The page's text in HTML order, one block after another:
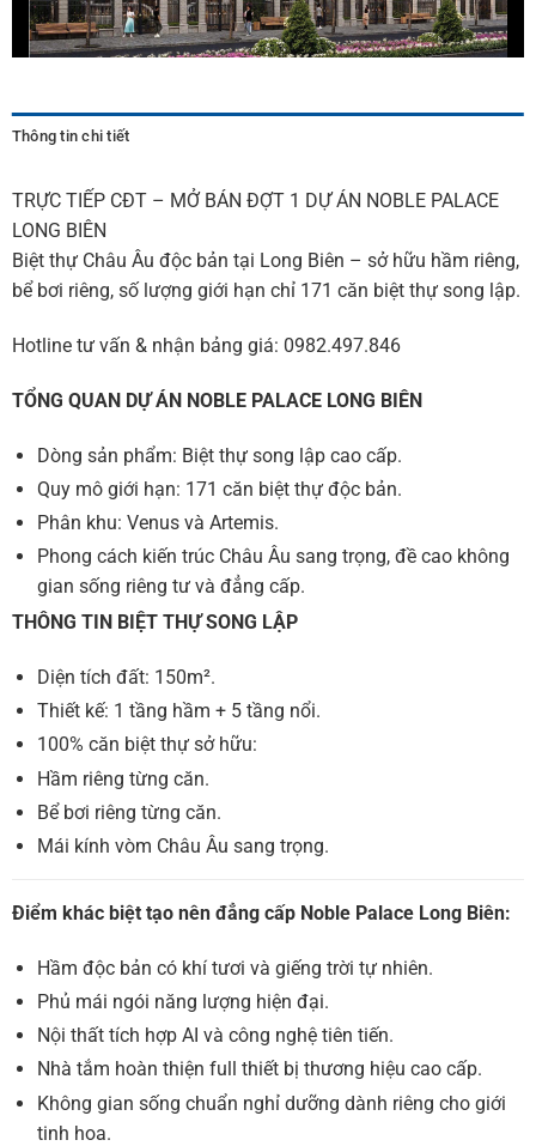
Thông tin chi tiết
TRỰC TIẾP CĐT – MỞ BÁN ĐỢT 1 DỰ ÁN NOBLE PALACE
LONG BIÊN
Biệt thự Châu Âu độc bản tại Long Biên – sở hữu hầm riêng,
bể bơi riêng, số lượng giới hạn chỉ 171 căn biệt thự song lập.
Hotline tư vấn & nhận bảng giá: 0982.497.846
TỔNG QUAN DỰ ÁN NOBLE PALACE LONG BIÊN
Dòng sản phẩm: Biệt thự song lập cao cấp.
Quy mô giới hạn: 171 căn biệt thự độc bản.
Phân khu: Venus và Artemis.
Phong cách kiến trúc Châu Âu sang trọng, đề cao không
gian sống riêng tư và đẳng cấp.
THÔNG TIN BIỆT THỰ SONG LẬP
Diện tích đất: 150m².
Thiết kế: 1 tầng hầm + 5 tầng nổi.
100% căn biệt thự sở hữu:
Hầm riêng từng căn.
Bể bơi riêng từng căn.
Mái kính vòm Châu Âu sang trọng.
Điểm khác biệt tạo nên đẳng cấp Noble Palace Long Biên:
Hầm độc bản có khí tươi và giếng trời tự nhiên.
Phủ mái ngói năng lượng hiện đại.
Nội thất tích hợp AI và công nghệ tiên tiến.
Nhà tắm hoàn thiện full thiết bị thương hiệu cao cấp.
Không gian sống chuẩn nghỉ dưỡng dành riêng cho giới
tinh hoa.